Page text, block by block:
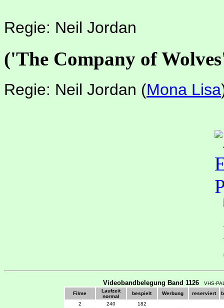
Regie: Neil Jordan
('The Company of
Regie: Neil Jordan (Mona Lisa
Videobandbelegung Band 1126
VHS-
Filme
Laufzeit
normal
bespielt Werbung reserviert
2
240
182